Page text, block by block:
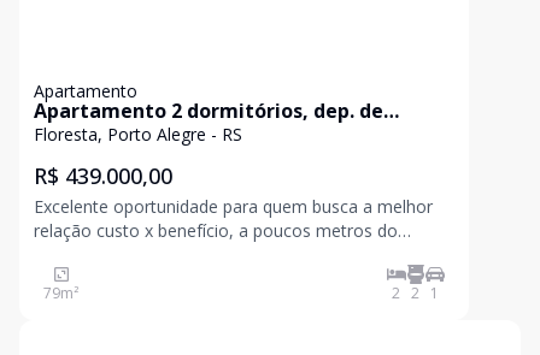
Apartamento
Apartamento 2 dormitórios, dep. de
empregada completa, vaga, 79 m², na
Floresta, Porto Alegre - RS
R$ 439.000,00
Excelente oportunidade para quem busca a melhor
relação custo x benefício, a poucos metros do
excelente distribuição dos cômodos, ventilação
natural e uma localização estratégica em Porto
79m² 2 2 1